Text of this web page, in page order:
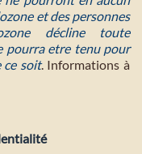
et des personnes
décline toute
pourra etre tenu pour
ce soit. Informations à